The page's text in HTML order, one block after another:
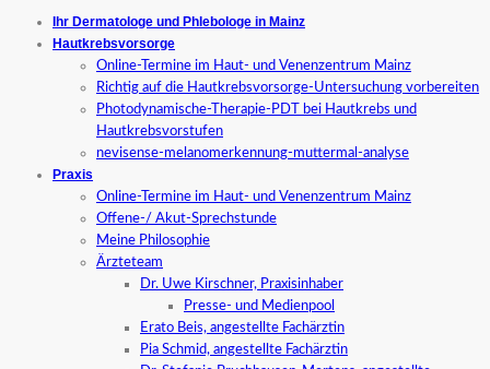
Ihr Dermatologe und Phlebologe in Mainz
Hautkrebsvorsorge
Online-Termine im Haut- und Venenzentrum Mainz
Richtig auf die Hautkrebsvorsorge-Untersuchung vorbereiten
Photodynamische-Therapie-PDT bei Hautkrebs und
Hautkrebsvorstufen
nevisense-melanomerkennung-muttermal-analyse
Praxis
Online-Termine im Haut- und Venenzentrum Mainz
Offene-/ Akut-Sprechstunde
Meine Philosophie
Ärzteteam
Dr. Uwe Kirschner, Praxisinhaber
Presse- und Medienpool
Erato Beis, angestellte Fachärztin
Pia Schmid, angestellte Fachärztin